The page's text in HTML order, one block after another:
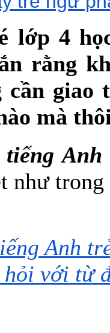
lớp 4
rằng
cần giao
mà
tiếng
như
Anh
với từ